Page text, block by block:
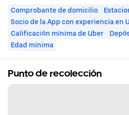
Comprobante de domicilio
Socio de la App con experiencia en
Calificación mínima de Uber
Edad mínima
Punto de recolección